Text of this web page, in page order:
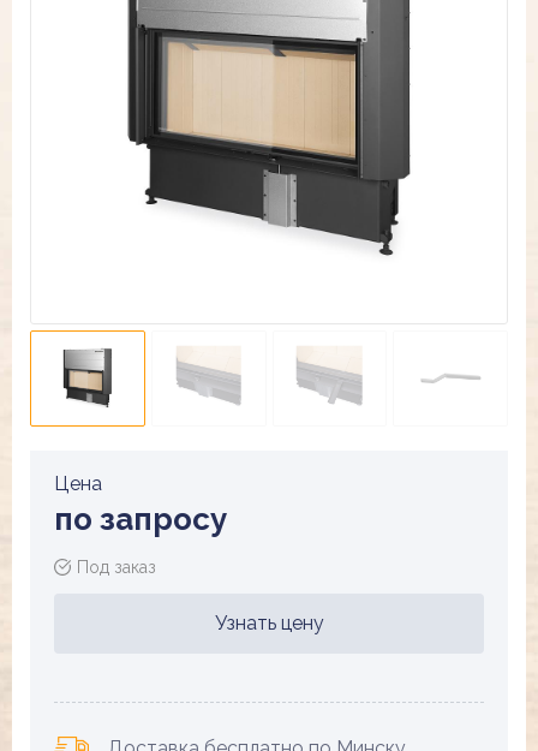
Цена
по запросу
Под заказ
Узнать цену